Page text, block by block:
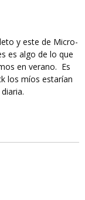
y este de Micro-
es algo de lo que
en verano. Es
los míos estarían